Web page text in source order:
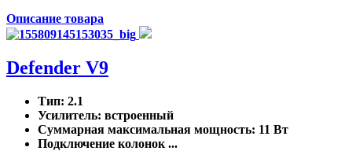
Описание товара
Defender V9
Тип: 2.1
Усилитель: встроенный
Суммарная максимальная мощность: 11 Вт
Подключение колонок ...